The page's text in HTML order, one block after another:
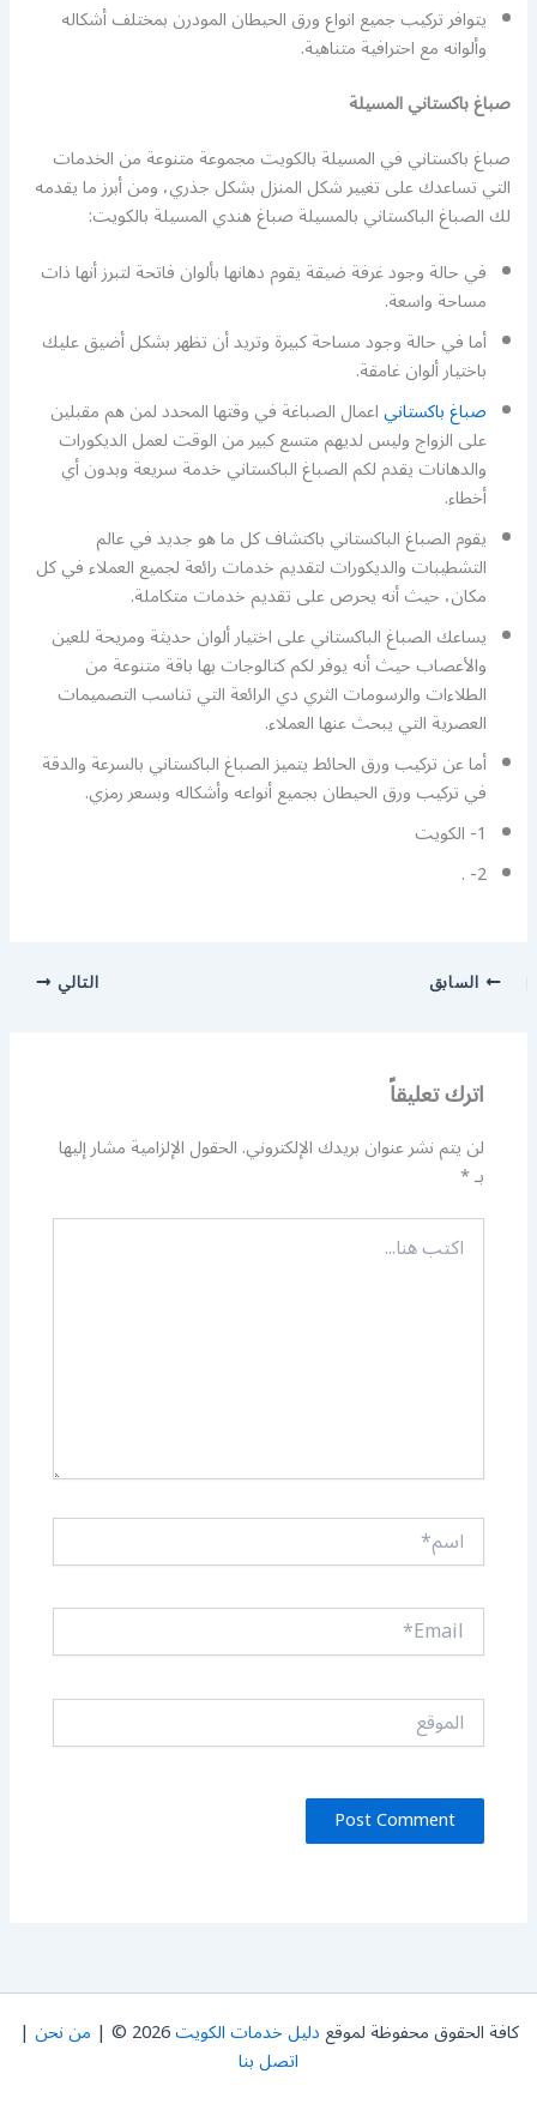
يتوافر تركيب جميع انواع ورق الحيطان المودرن بمختلف أشكاله
وألوانه مع احترافية متناهية.
صباغ باكستاني المسيلة
صباغ باكستاني في المسيلة بالكويت مجموعة متنوعة من الخدمات
التي تساعدك على تغيير شكل المنزل بشكل جذري، ومن أبرز ما يقدمه
لك الصباغ الباكستاني بالمسيلة صباغ هندي المسيلة بالكويت:
في حالة وجود غرفة ضيقة يقوم دهانها بألوان فاتحة لتبرز أنها ذات
مساحة واسعة.
أما في حالة وجود مساحة كبيرة وتريد أن تظهر بشكل أضيق عليك
باختيار ألوان غامقة.
صباغ باكستانياعمال الصباغة في وقتها المحدد لمن هم مقبلين
على الزواج وليس لديهم متسع كبير من الوقت لعمل الديكورات
والدهانات يقدم لكم الصباغ الباكستاني خدمة سريعة وبدون أي
أخطاء.
يقوم الصباغ الباكستاني باكتشاف كل ما هو جديد في عالم
التشطيبات والديكورات لتقديم خدمات رائعة لجميع العملاء في كل
مكان، حيث أنه يحرص على تقديم خدمات متكاملة.
يساعك الصباغ الباكستاني على اختيار ألوان حديثة ومريحة للعين
والأعصاب حيث أنه يوفر لكم كتالوجات بها باقة متنوعة من
الطلاءات والرسومات الثري دي الرائعة التي تناسب التصميمات
العصرية التي يبحث عنها العملاء.
أما عن تركيب ورق الحائط يتميز الصباغ الباكستاني بالسرعة والدقة
في تركيب ورق الحيطان بجميع أنواعه وأشكاله وبسعر رمزي.
1- الكويت
2- .
السابق التالي
اترك تعليقاً
لن يتم نشر عنوان بريدك الإلكتروني.الحقول الإلزامية مشار إليها
بـ*
اكتب
هنا...
اسم*
Email*
الموقع
كافة الحقوق محفوظة لموقعدليل خدمات الكويت2026 © | من نحن |
اتصل بنا